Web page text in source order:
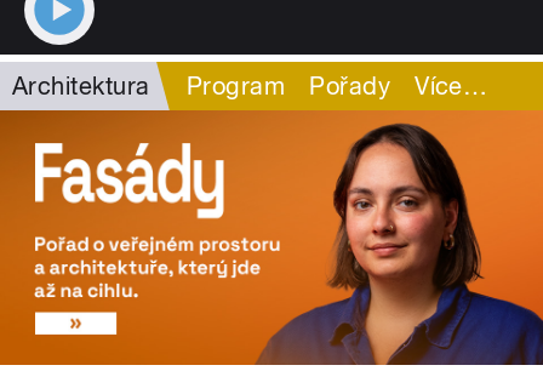
Architektura Program Pořady Více…